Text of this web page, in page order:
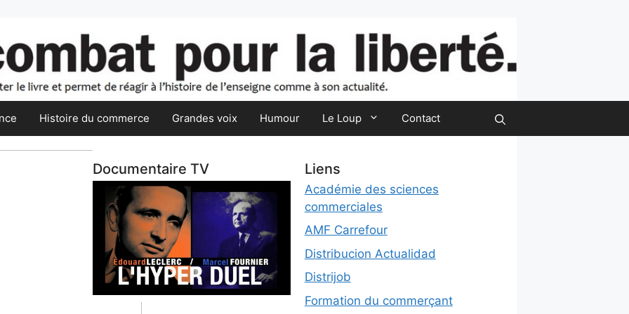
Histoire du commerce Grandes voix Humour Le Loup Contact
Documentaire TV Liens
Académie des sciences
commerciales
AMF Carrefour
Distribucion Actualidad
Distrijob
Formation du commerçant